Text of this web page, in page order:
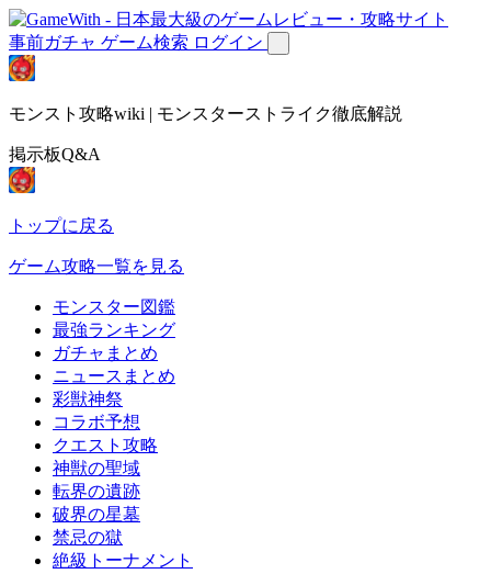
事前ガチャ ゲーム検索 ログイン
モンスト攻略wiki | モンスターストライク徹底解説
掲示板Q&A
トップに戻る
ゲーム攻略一覧を見る
モンスター図鑑
最強ランキング
ガチャまとめ
ニュースまとめ
彩獣神祭
コラボ予想
クエスト攻略
神獣の聖域
転界の遺跡
破界の星墓
禁忌の獄
絶級トーナメント